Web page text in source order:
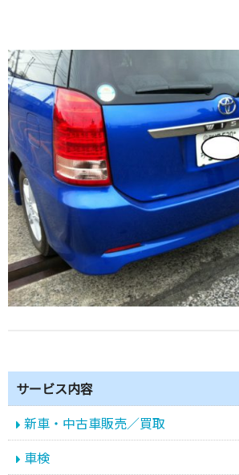
サービス内容
新車・中古車販売／買取
車検